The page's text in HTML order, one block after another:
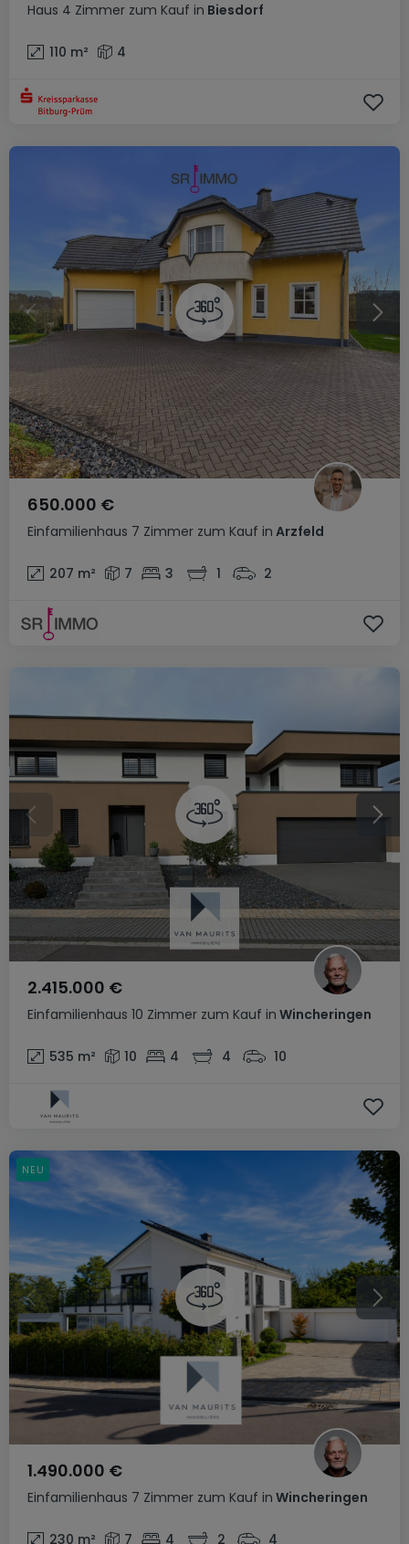
Haus 4 Zimmer zum Kauf in Biesdorf
110 m² 4
Einfamilienhaus 7 Zimmer zum Kauf in Arzfeld
650.000 €
207 m² 7 3 1 2
Einfamilienhaus 10 Zimmer zum Kauf in Wincheringen
2.415.000 €
535 m² 10 4 4 10
Einfamilienhaus 7 Zimmer zum Kauf in Wincheringen
1.490.000 €
230 m² 7 4 2 4
NEU